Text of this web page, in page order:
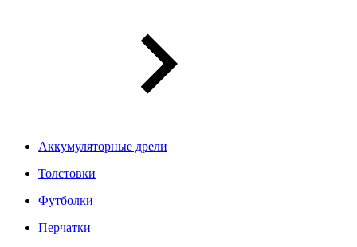
Аккумуляторные дрели
Толстовки
Футболки
Перчатки